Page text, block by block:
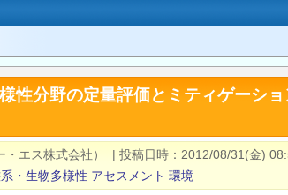
性分野の定量評価とミティゲーシ
エス株式会社） | 投稿日時
2012/08/31(金)
・生物多様性 アセスメント 環境